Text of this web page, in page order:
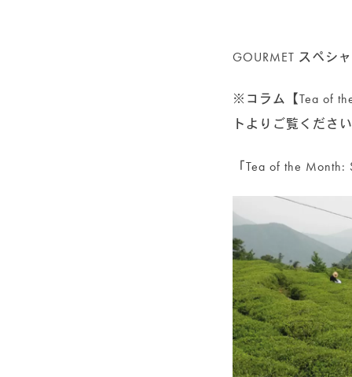
GOURMET スペシ
※コラム【Tea of
トよりご覧ください
「Tea of the